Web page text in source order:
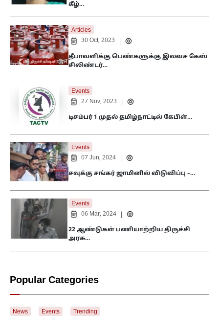
கீழ்…
Articles
30 Oct, 2023
தீபாவளிக்கு பெண்களுக்கு இலவச கேஸ்
சிலிண்டர்…
Events
27 Nov, 2023
டிசம்பர் 1 முதல் தமிழ்நாட்டில் கேபிள்…
Events
07 Jun, 2024
சவுக்கு சங்கர் ஜாமினில் விடுவிப்பு –…
Events
06 Mar, 2024
22 ஆண்டுகள் பணியாற்றிய திருச்சி
அரசு…
Popular Categories
News Events Trending